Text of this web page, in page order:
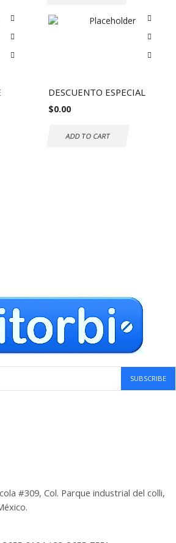
DESCUENTO ESPECIAL
$0.00
ADD TO CART
#309, Col. Parque industrial del colli,